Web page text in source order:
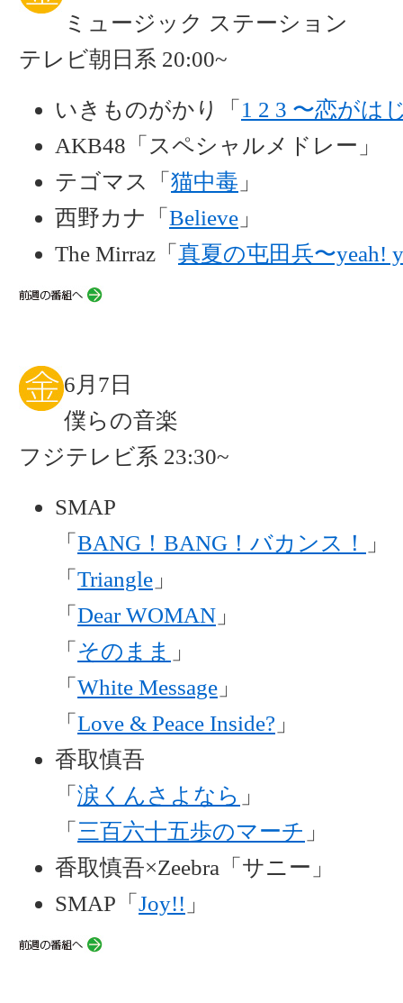
ミュージック ステーション
テレビ朝日系 20:00~
いきものがかり「 1 2 3 〜恋がは
AKB48「スペシャルメドレー」
テゴマス「 猫中毒 」
西野カナ「 Believe 」
The Mirraz「 真夏の屯田兵〜yeah!
6月7日
僕らの音楽
フジテレビ系 23:30~
SMAP
「 BANG！BANG！バカンス！
」
「 Triangle 」
「 Dear WOMAN 」
「 そのまま 」
「 White Message 」
「 Love & Peace Inside? 」
香取慎吾
「 涙くんさよなら 」
「 三百六十五歩のマーチ 」
香取慎吾×Zeebra「サニー」
SMAP「 Joy!! 」